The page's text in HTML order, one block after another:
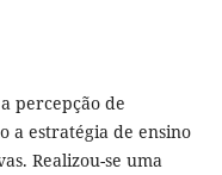
percepção de
a estratégia de ensino
Realizou-se uma